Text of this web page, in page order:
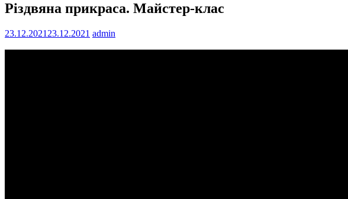
Різдвяна прикраса. Майстер-клас
23.12.2021 23.12.2021 admin